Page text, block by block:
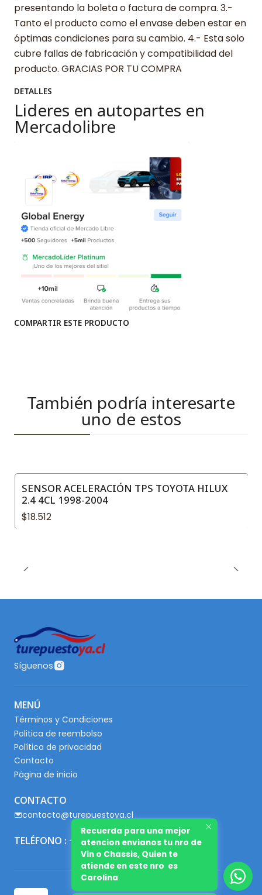
presentando la boleta o factura de compra. 3.-
Tanto el producto como el envase deben estar en
óptimas condiciones para su cambio. 4.- Esta solo
cubre fallas de fabricación y compatibilidad del
producto. GRACIAS POR TU COMPRA
DETALLES
Lideres en autopartes en
Mercadolibre
COMPARTIR ESTE PRODUCTO
También podría interesarte
uno de estos
SENSOR ACELERACIÓN TPS TOYOTA HILUX
2.4 4CL 1998-2004
$18.512
Síguenos
MENÚ
Términos y Condiciones
Politica de reembolso
Política de privacidad
Contacto
Página de inicio
CONTACTO
contacto@turepuestoya.cl
TELÉFONO : +56 9 65667345
Recuerda para una mejor
atencion envianos tu nro de
Vin o Chassis, Quien te
atiende en este nro es
Carolina